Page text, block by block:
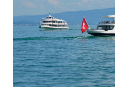
Romanshorn:
offizielle
Mitteilungen